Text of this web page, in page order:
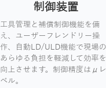
制御装置
工具管理と補償制御機能を備
え、ユーザーフレンドリー操
作、自動LD/ULD機能で現場の
あらゆる負担を軽減して効率を
向上させます。制御精度はμレ
ベル。